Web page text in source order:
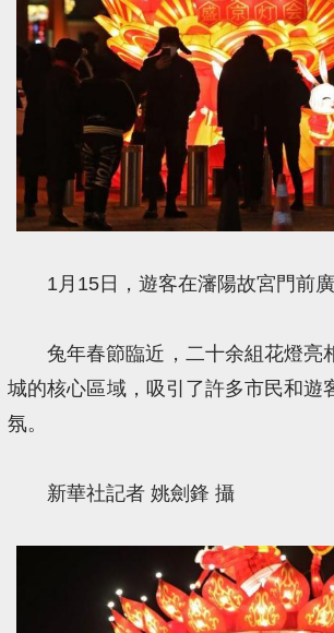
1月15日，遊客在瀋陽故宮門前廣
兔年春節臨近，二十余組花燈亮
城的核心區域，吸引了許多市民和遊
氛。
新華社記者 姚劍鋒 攝